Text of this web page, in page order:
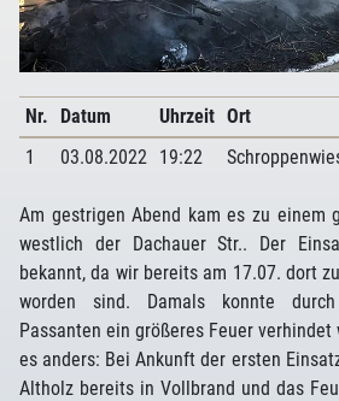
Nr. Datum Uhrzeit Ort
1
03.08.2022 19:22
Am gestrigen Abend kam es zu einem
westlich der Dachauer Str.. Der
bekannt, da wir bereits am 17.07. dort
worden sind. Damals konnte
Passanten ein größeres Feuer verhindet
es anders: Bei Ankunft der ersten
Altholz bereits in Vollbrand und das